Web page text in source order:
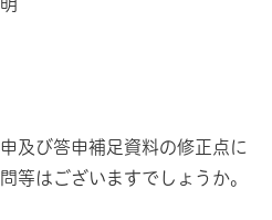
及び答申補足資料の修正点に
等はございますでしょうか。